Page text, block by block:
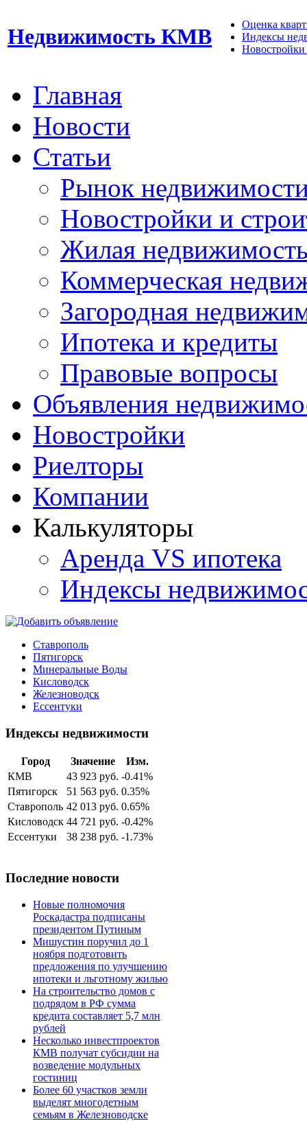
Недвижимость КМВ
Оценка
Индексы
Новостройки
Главная
Новости
Статьи
Рынок
Новостройки и
Жилая
Коммерческая
Загородная
Ипотека и кредиты
Правовые вопросы
Объявления
Новостройки
Риелторы
Компании
Калькуляторы
Аренда VS ипотека
Индексы
Ставрополь
Пятигорск
Минеральные Воды
Кисловодск
Железноводск
Ессентуки
Индексы недвижимости
Город Значение
Изм.
КМВ
43 923 руб. -0.41%
Пятигорск
51 563 руб. 0.35%
Ставрополь 42 013 руб. 0.65%
Кисловодск 44 721 руб. -0.42%
Ессентуки
38 238 руб. -1.73%
Последние новости
Новые полномочия
Роскадастра подписаны
президентом Путиным
Мишустин поручил до 1
ноября подготовить
предложения по улучшению
ипотеки и льготному жилью
На строительство домов с
подрядом в РФ сумма
кредита составляет 5,7 млн
рублей
Несколько инвестпроектов
КМВ получат субсидии на
возведение модульных
гостиниц
Более 60 участков земли
выделят многодетным
семьям в Железноводске